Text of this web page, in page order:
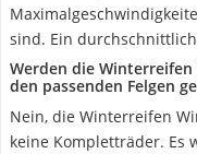
sind. Ein
Werden die
den passenden Felgen
Nein, die Winterreifen
keine Kompletträder. Es